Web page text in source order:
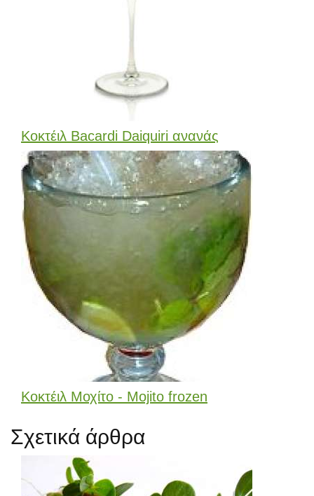
Κοκτέιλ Bacardi Daiquiri ανανάς
Κοκτέιλ Μοχίτο - Mojito frozen
Σχετικά άρθρα